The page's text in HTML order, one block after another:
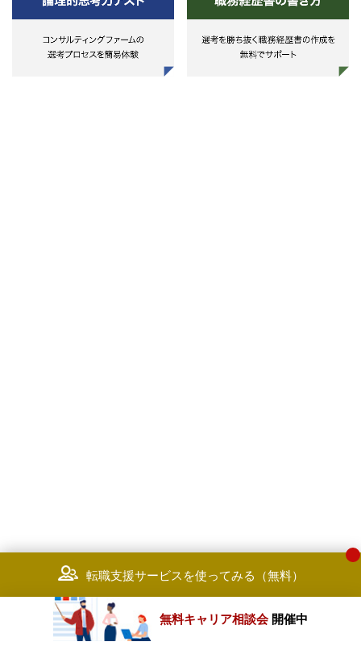
転職支援サービスを使ってみる（無料）
無料キャリア相談会 開催中